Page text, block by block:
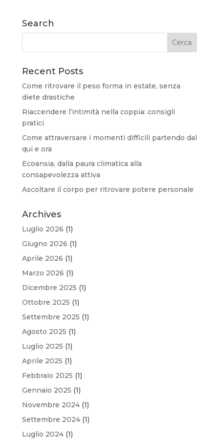
Search
Recent Posts
Come ritrovare il peso forma in estate, senza
diete drastiche
Riaccendere l’intimità nella coppia: consigli
pratici
Come attraversare i momenti difficili partendo dal
qui e ora
Ecoansia, dalla paura climatica alla
consapevolezza attiva
Ascoltare il corpo per ritrovare potere personale
Archives
Luglio 2026 (1)
Giugno 2026 (1)
Aprile 2026 (1)
Marzo 2026 (1)
Dicembre 2025 (1)
Ottobre 2025 (1)
Settembre 2025 (1)
Agosto 2025 (1)
Luglio 2025 (1)
Aprile 2025 (1)
Febbraio 2025 (1)
Gennaio 2025 (1)
Novembre 2024(1)
Settembre 2024(1)
Luglio 2024(1)